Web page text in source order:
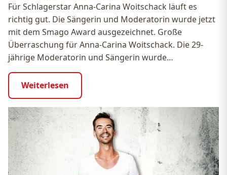
Für Schlagerstar Anna-Carina Woitschack läuft es
richtig gut. Die Sängerin und Moderatorin wurde jetzt
mit dem Smago Award ausgezeichnet. Große
Überraschung für Anna-Carina Woitschack. Die 29-
jährige Moderatorin und Sängerin wurde…
Weiterlesen